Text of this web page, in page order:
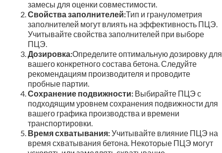
замесы для оценки совместимости.
Свойства заполнителей:Тип и гранулометрия
заполнителей могут влиять на эффективность ПЦЭ.
Учитывайте свойства заполнителей при выборе
ПЦЭ.
Дозировка:Определите оптимальную дозировку для
вашего конкретного состава бетона. Следуйте
рекомендациям производителя и проводите
пробные партии.
Сохранение подвижности: Выбирайте ПЦЭ с
подходящим уровнем сохранения подвижности для
вашего графика производства и времени
транспортировки.
Время схватывания:Учитывайте влияние ПЦЭ на
время схватывания бетона. Некоторые ПЦЭ могут